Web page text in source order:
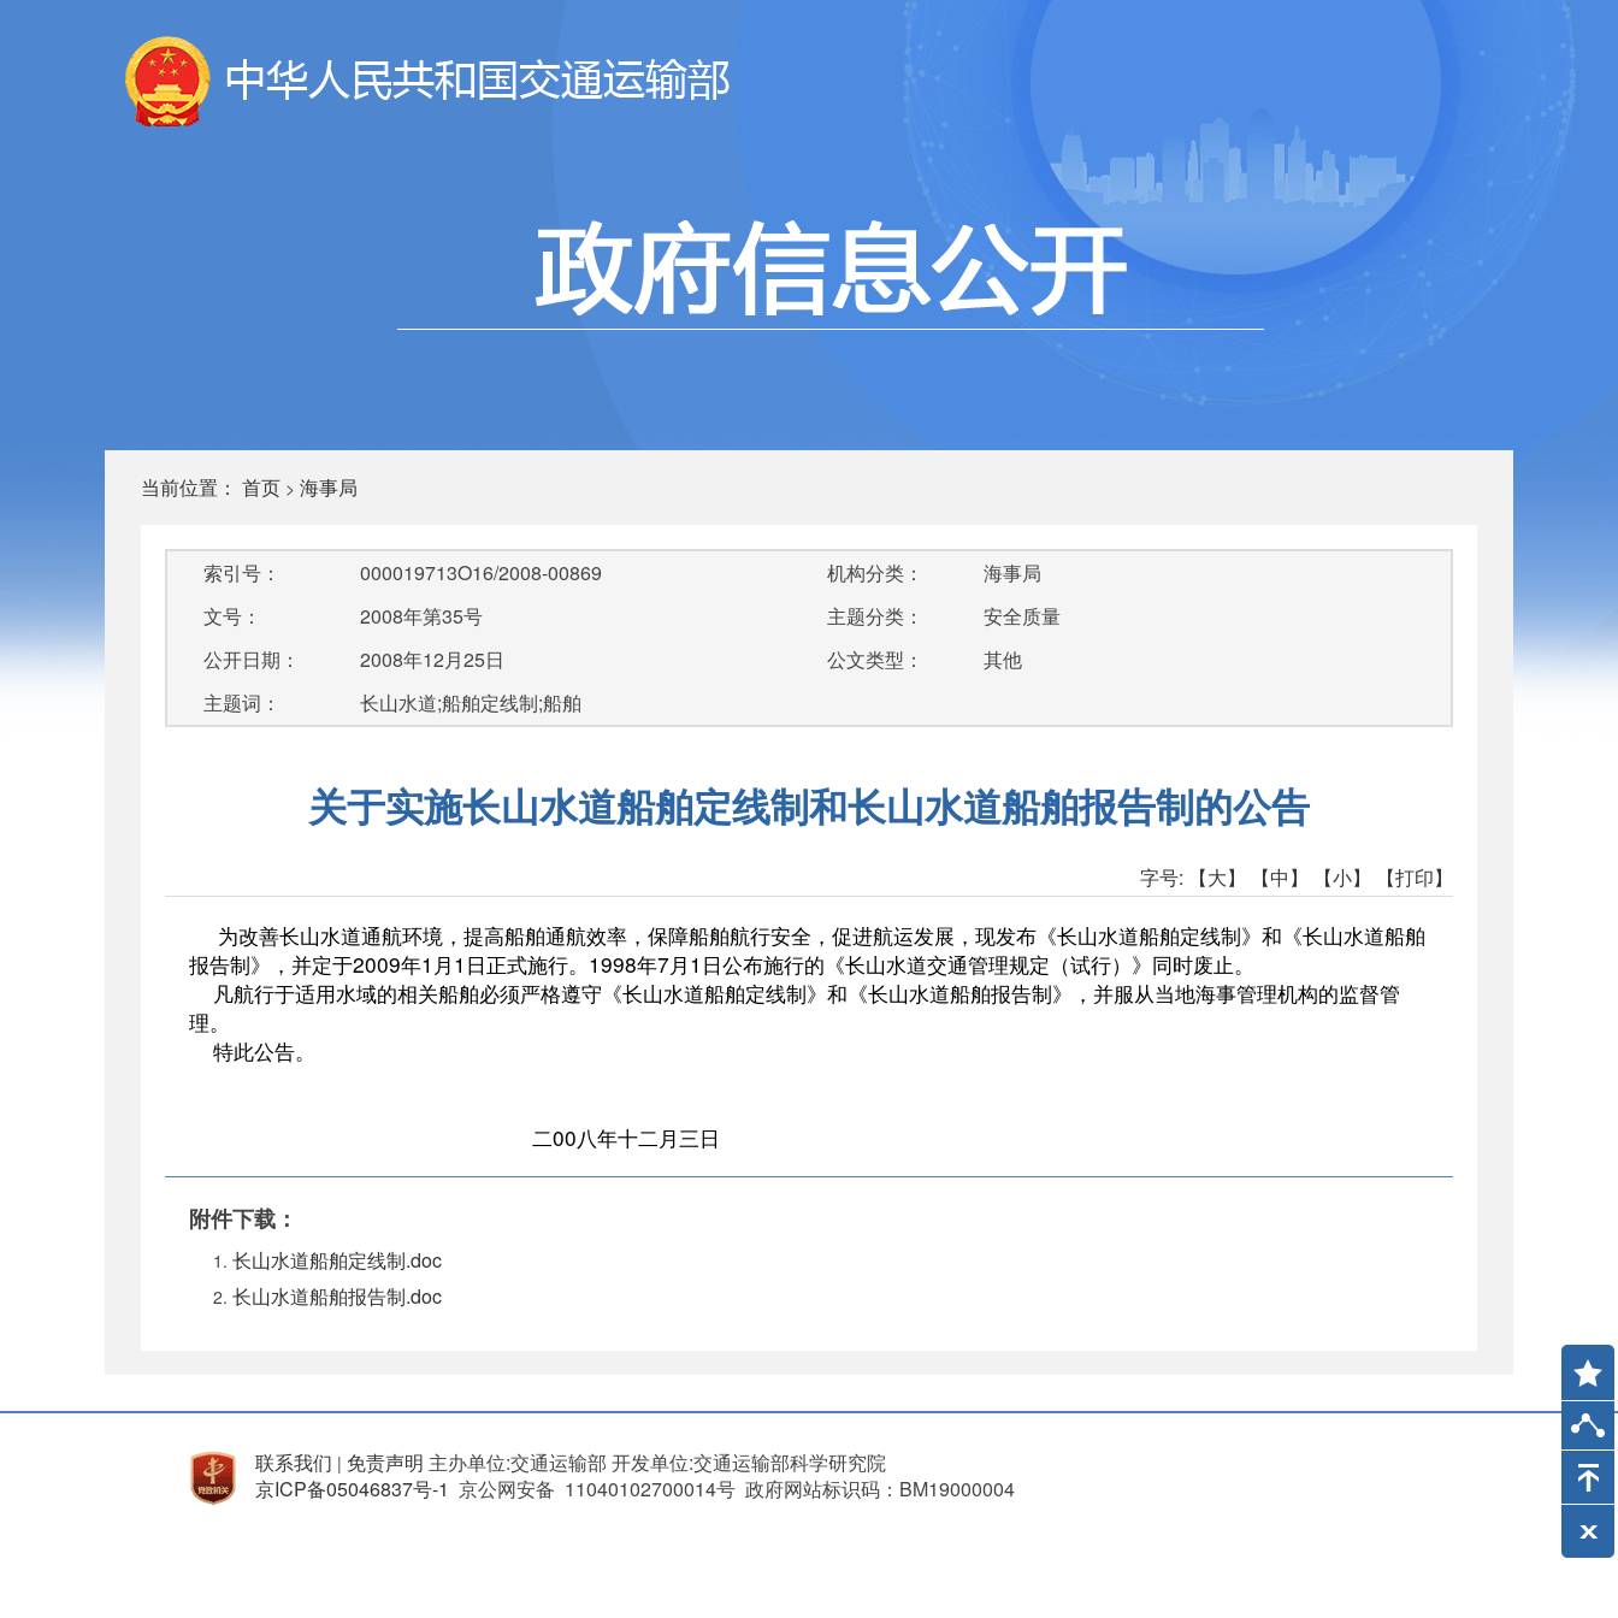
当前位置： 首页 > 海事局
索引号：
000019713O16/2008-00869
文号：
2008年第35号
公开日期：
2008年12月25日
主题词：
长山水道;船舶定线制;船舶
机构分类：
海事局
主题分类：
安全质量
公文类型：
其他
关于实施长山水道船舶定线制和长山水道船舶报告制的公告
字号: 【大】 【中】 【小】 【打印】
为改善长山水道通航环境，提高船舶通航效率，保障船舶航行安全，促进航运发展，现发布《长山水道船舶定线制》和《长山水道船舶
报告制》，并定于2009年1 月1 日正式施行。 1998年7月1 日公布施行的《长山水道交通管理规定（试行）》同时废止。
凡航行于适用水域的相关船舶必须严格遵守《长山水道船舶定线制》和《长山水道船舶报告制》，并服从当地海事管理机构的监督管
理。
特此公告。
二00八年十二月三日
附件下载：
长山水道船舶定线制.doc
长山水道船舶报告制.doc
联系我们 | 免责声明 主办单位:交通运输部 开发单位:交通运输部科学研究院
京ICP备05046837号-1 京公网安备 11040102700014号 政府网站标识码：BM19000004